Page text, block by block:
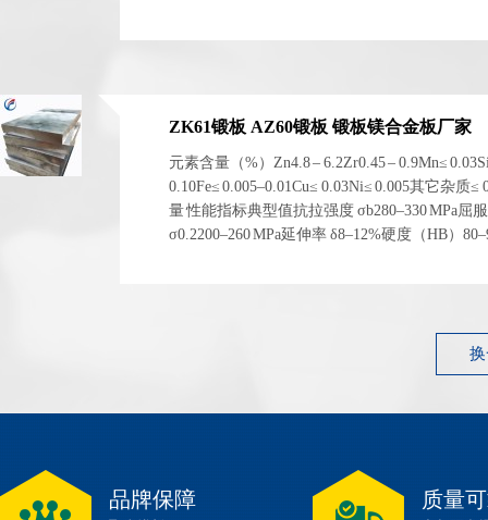
ZK61锻板 AZ60锻板 锻板镁合金板厂家
元素含量（%）Zn4.8 – 6.2Zr0.45 – 0.9Mn≤
0.10Fe≤ 0.005–0.01Cu≤ 0.03Ni≤ 0.005其它杂质≤
量 性能指标典型值抗拉强度 σb280–330 MPa屈
σ0.2200–260 MPa延伸率 δ8–12%硬度（HB）
品牌保障 质量